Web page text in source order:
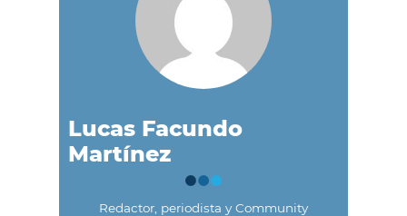
Lucas Facundo
Martínez
Redactor, periodista y Community